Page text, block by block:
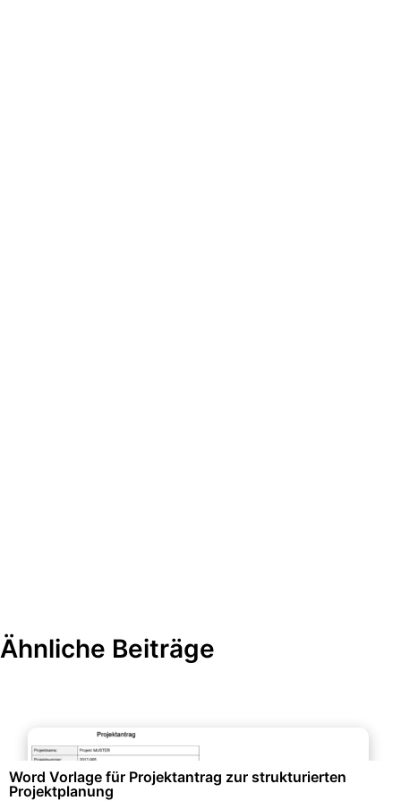
Ähnliche Beiträge
Word Vorlage für Projektantrag zur strukturierten
Projektplanung